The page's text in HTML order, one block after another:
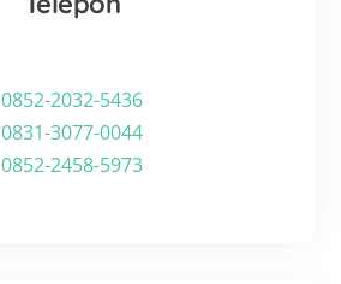
0852-2032-5436
0831-3077-0044
0852-2458-5973